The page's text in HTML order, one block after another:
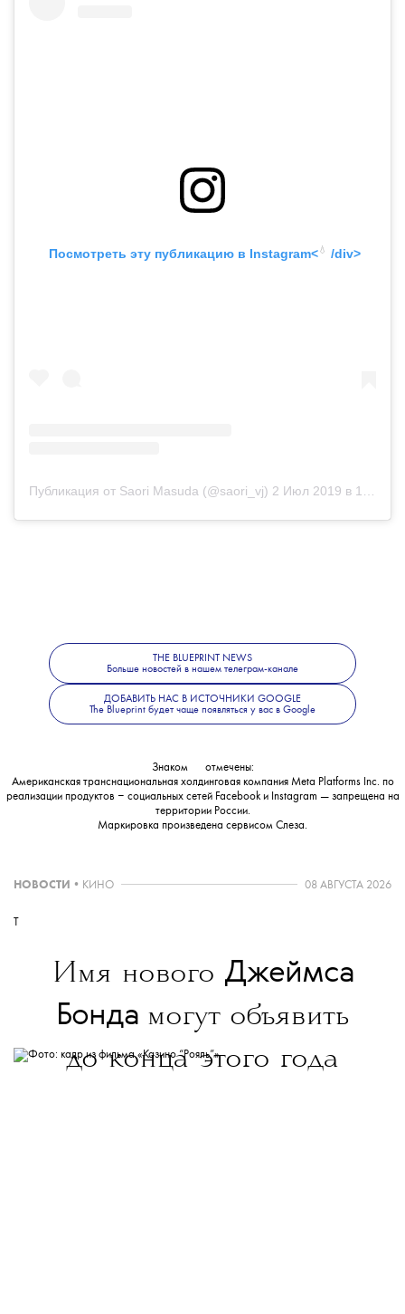
Посмотреть эту публикацию в Instagram<💧 /div>
Публикация от Saori Masuda (@saori_vj) 2 Июл 2019 в 10:05 PDT
THE BLUEPRINT NEWS
Больше новостей в нашем телеграм-канале
ДОБАВИТЬ НАС В ИСТОЧНИКИ GOOGLE
The Blueprint будет чаще появляться у вас в Google
Знаком
отмечены:
Американская транснациональная холдинговая компания Meta Platforms Inc. по
реализации продуктов ‒ социальных сетей Facebook и Instagram — запрещена на
территории России.
Маркировка произведена сервисом Слеза.
НОВОСТИ • КИНО 08 АВГУСТА 2026
T
Имя нового Джеймса
Бонда могут объявить
до конца этого года